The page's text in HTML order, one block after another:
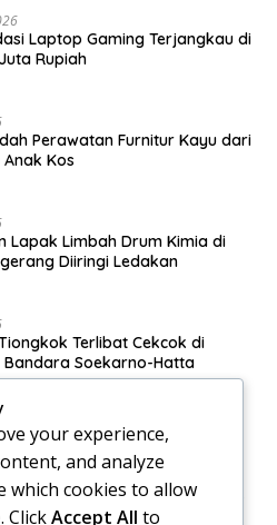
Laptop Gaming Terjangkau di
Rupiah
Perawatan Furnitur Kayu dari
Kos
Lapak Limbah Drum Kimia di
Diiringi Ledakan
Terlibat Cekcok di
Bandara Soekarno-Hatta
Jakarta: Pilihan Terapi untuk
Kelengkungan Tulang Belakang
your experience,
and analyze
which cookies to allow
. ClickAccept All to